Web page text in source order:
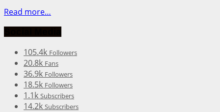
Read more…
105.4k Followers
20.8k Fans
36.9k Followers
18.5k Followers
1.1k Subscribers
14.2k Subscribers